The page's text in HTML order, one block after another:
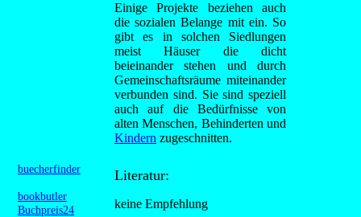
Einige Projekte beziehen auch
die sozialen Belange mit ein. So
gibt es in solchen Siedlungen
meist Häuser die dicht
beieinander stehen und durch
Gemeinschaftsräume miteinander
verbunden sind. Sie sind speziell
auch auf die Bedürfnisse von
alten Menschen, Behinderten und
Kindern zugeschnitten.
buecherfinder
bookbutler
Buchpreis24
Literatur:
keine Empfehlung